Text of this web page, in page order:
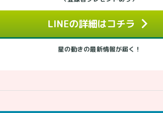
LINEの詳細はコチラ
星の動きの最新情報が届く！